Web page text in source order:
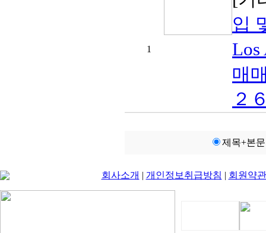
1
입
Los
매
２
제목+본문
회사소개 | 개인정보취급방침 | 회원약관